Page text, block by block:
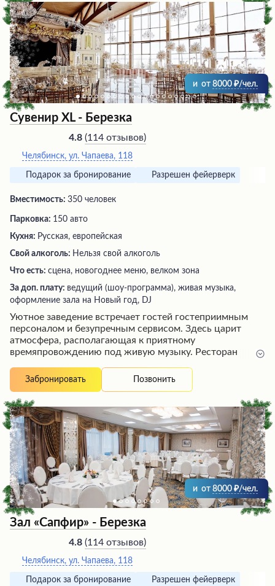
и от 8000 /чел.
Сувенир XL - Березка
4.8 (114 отзывов)
Челябинск, ул. Чапаева, 118
Подарок за бронирование Разрешен фейерверк
Вместимость: 350 человек
Парковка: 150 авто
Кухня: Русская, европейская
Свой алкоголь: Нельзя свой алкоголь
Что есть: сцена, новогоднее меню, велком зона
За доп. плату: ведущий (шоу-программа), живая музыка,
оформление зала на Новый год, DJ
Уютное заведение встречает гостей гостеприимным
персоналом и безупречным сервисом. Здесь царит
атмосфера, располагающая к приятному
времяпровождению под живую музыку. Ресторан
уровня, разнообразием напитков, включая
замечательное вино и вкусное пиво. Интерьер
выполнен со вкусом и элегантностью, создавая
атмосферу уюта и комфорта. Заказы обслуживаются
оперативно, а обслуживание отличается дружелюбием
и вежливостью персонала.
Забронировать Позвонить
и от 8000 /чел.
Зал «Сапфир» - Березка
4.8 (114 отзывов)
Челябинск, ул. Чапаева, 118
Подарок за бронирование Разрешен фейерверк